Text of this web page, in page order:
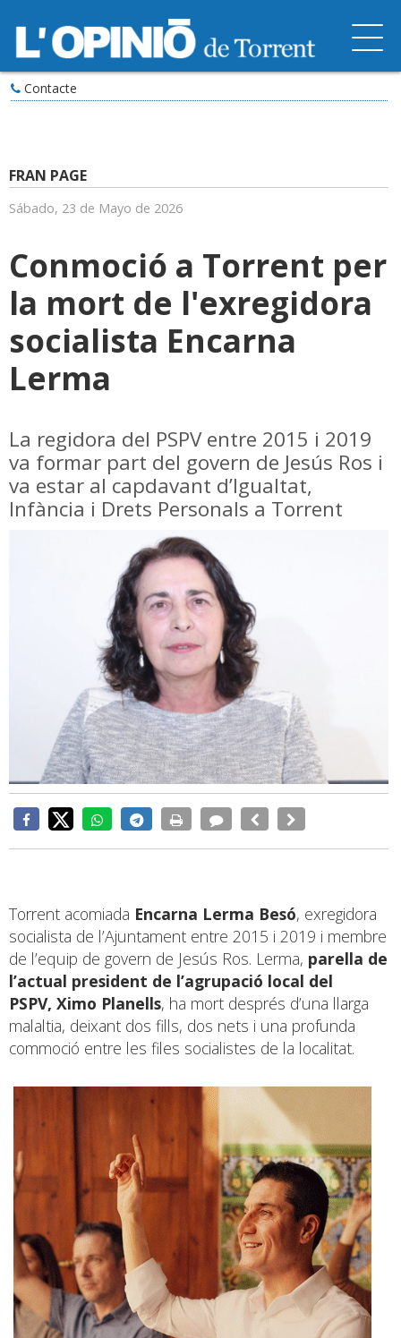
Contacte
FRAN PAGE
Sábado, 23 de Mayo de 2026
Conmoció a Torrent per
la mort de l'exregidora
socialista Encarna
Lerma
La regidora del PSPV entre 2015 i 2019
va formar part del govern de Jesús Ros i
va estar al capdavant d’Igualtat,
Infància i Drets Personals a Torrent
Torrent acomiada Encarna Lerma Besó, exregidora
socialista de l’Ajuntament entre 2015 i 2019 i membre
de l’equip de govern de Jesús Ros. Lerma, parella de
l’actual president de l’agrupació local del
PSPV, Ximo Planells, ha mort després d’una llarga
malaltia, deixant dos fills, dos nets i una profunda
commoció entre les files socialistes de la localitat.